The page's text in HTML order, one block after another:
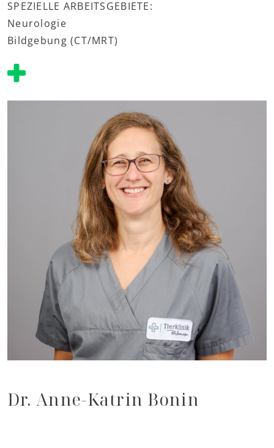
SPEZIELLE ARBEITSGEBIETE:
Neurologie
Bildgebung (CT/MRT)
Dr. Anne-Katrin Bonin